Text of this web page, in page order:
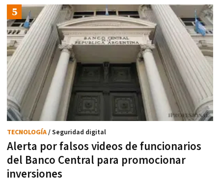
Alerta por falsos videos de funcionarios
del Banco Central para promocionar
inversiones
TECNOLOGÍA/ Seguridad digital